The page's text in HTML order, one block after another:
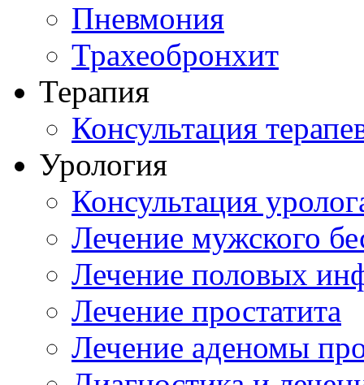
Пневмония
Трахеобронхит
Терапия
Консультация
Урология
Консультация
Лечение мужского
Лечение половых
Лечение простатита
Лечение аденомы